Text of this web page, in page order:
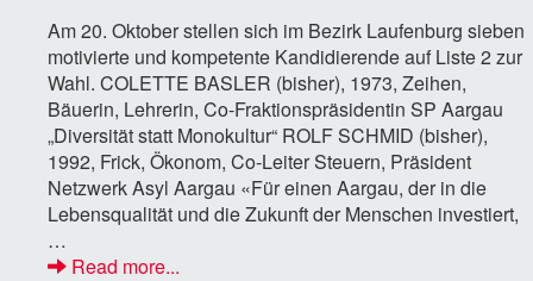
Am 20. Oktober stellen sich im Bezirk Laufenburg sieben
motivierte und kompetente Kandidierende auf Liste 2 zur
Wahl. COLETTE BASLER (bisher), 1973, Zeihen,
Bäuerin, Lehrerin, Co-Fraktionspräsidentin SP Aargau
„Diversität statt Monokultur“ ROLF SCHMID (bisher),
1992, Frick, Ökonom, Co-Leiter Steuern, Präsident
Netzwerk Asyl Aargau «Für einen Aargau, der in die
Lebensqualität und die Zukunft der Menschen investiert,
…
Read more...